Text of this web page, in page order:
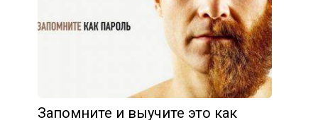
Запомните и выучите это как